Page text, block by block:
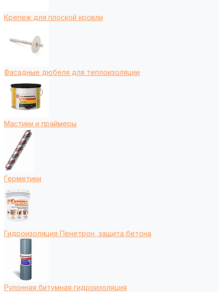
Крепеж для плоской кровли
Фасадные дюбеля для теплоизоляции
Мастики и праймеры
Герметики
Гидроизоляция Пенетрон, защита бетона
Рулонная битумная гидроизоляция